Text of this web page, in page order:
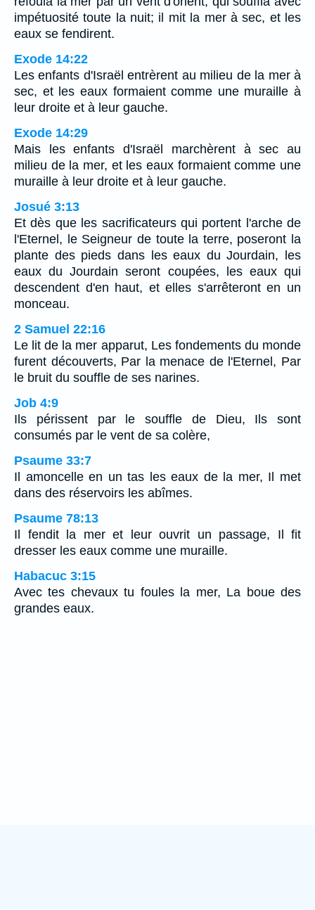
impétuosité toute la nuit; il mit la mer à sec, et les
eaux se fendirent.
Exode 14:22
Les enfants d'Israël entrèrent au milieu de la mer à
sec, et les eaux formaient comme une muraille à
leur droite et à leur gauche.
Exode 14:29
Mais les enfants d'Israël marchèrent à sec au
milieu de la mer, et les eaux formaient comme une
muraille à leur droite et à leur gauche.
Josué 3:13
Et dès que les sacrificateurs qui portent l'arche de
l'Eternel, le Seigneur de toute la terre, poseront la
plante des pieds dans les eaux du Jourdain, les
eaux du Jourdain seront coupées, les eaux qui
descendent d'en haut, et elles s'arrêteront en un
monceau.
2 Samuel 22:16
Le lit de la mer apparut, Les fondements du monde
furent découverts, Par la menace de l'Eternel, Par
le bruit du souffle de ses narines.
Job 4:9
Ils périssent par le souffle de Dieu, Ils sont
consumés par le vent de sa colère,
Psaume 33:7
Il amoncelle en un tas les eaux de la mer, Il met
dans des réservoirs les abîmes.
Psaume 78:13
Il fendit la mer et leur ouvrit un passage, Il fit
dresser les eaux comme une muraille.
Habacuc 3:15
Avec tes chevaux tu foules la mer, La boue des
grandes eaux.